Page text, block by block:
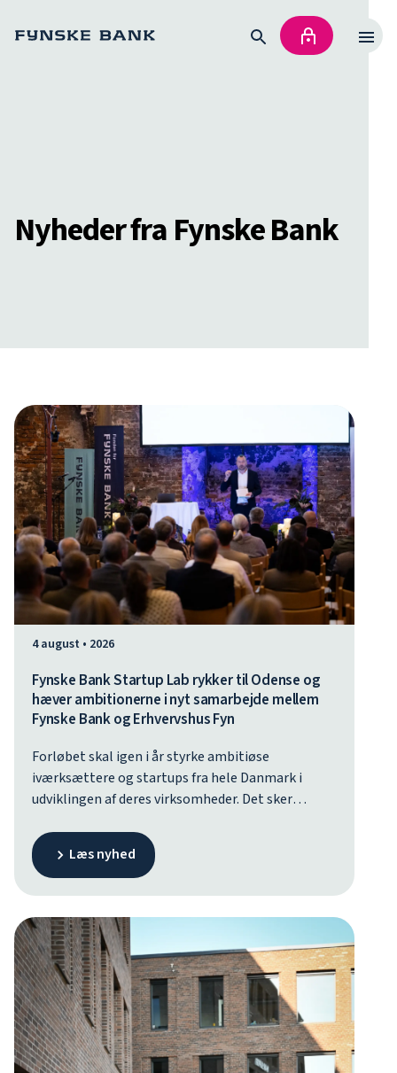
Nyheder fra Fynske Bank
4 august • 2026
Fynske Bank Startup Lab rykker til Odense og
hæver ambitionerne i nyt samarbejde mellem
Fynske Bank og Erhvervshus Fyn
Forløbet skal igen i år styrke ambitiøse
iværksættere og startups fra hele Danmark i
udviklingen af deres virksomheder. Det sker
faciliteret af Erhvervshus Fyn. Finalen bliver
afviklet den 12. november på Ø6 i Odense under
finalevirksomhederne tilbudt et skræddersyet
vækstforløb efter forløbets afslutning.
Læs nyhed